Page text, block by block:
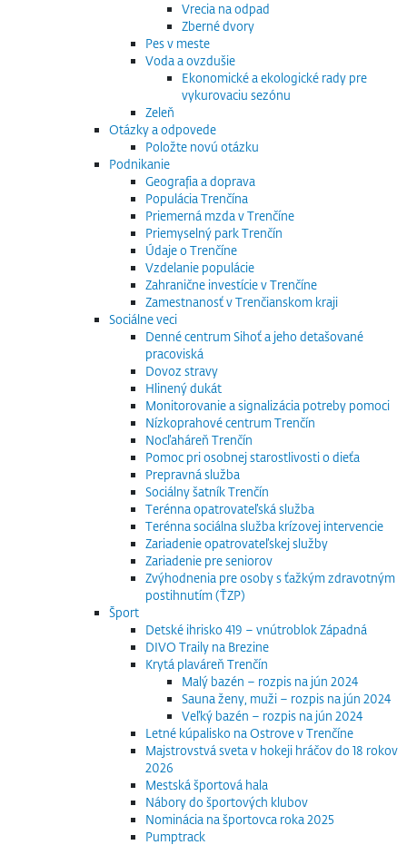
Vrecia na odpad
Zberné dvory
Pes v meste
Voda a ovzdušie
Ekonomické a ekologické rady pre
vykurovaciu sezónu
Zeleň
Otázky a odpovede
Položte novú otázku
Podnikanie
Geografia a doprava
Populácia Trenčína
Priemerná mzda v Trenčíne
Priemyselný park Trenčín
Údaje o Trenčíne
Vzdelanie populácie
Zahranične investície v Trenčíne
Zamestnanosť v Trenčianskom kraji
Sociálne veci
Denné centrum Sihoť a jeho detašované
pracoviská
Dovoz stravy
Hlinený dukát
Monitorovanie a signalizácia potreby pomoci
Nízkoprahové centrum Trenčín
Nocľaháreň Trenčín
Pomoc pri osobnej starostlivosti o dieťa
Prepravná služba
Sociálny šatník Trenčín
Terénna opatrovateľská služba
Terénna sociálna služba krízovej intervencie
Zariadenie opatrovateľskej služby
Zariadenie pre seniorov
Zvýhodnenia pre osoby s ťažkým zdravotným
postihnutím (ŤZP)
Šport
Detské ihrisko 419 – vnútroblok Západná
DIVO Traily na Brezine
Krytá plaváreň Trenčín
Malý bazén – rozpis na jún 2024
Sauna ženy, muži – rozpis na jún 2024
Veľký bazén – rozpis na jún 2024
Letné kúpalisko na Ostrove v Trenčíne
Majstrovstvá sveta v hokeji hráčov do 18 rokov
2026
Mestská športová hala
Nábory do športových klubov
Nominácia na športovca roka 2025
Pumptrack